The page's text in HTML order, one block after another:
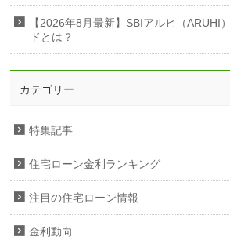
【2026年8月最新】SBIアルヒ（ARUHI
ドとは？
カテゴリー
特集記事
住宅ローン金利ランキング
注目の住宅ローン情報
金利動向